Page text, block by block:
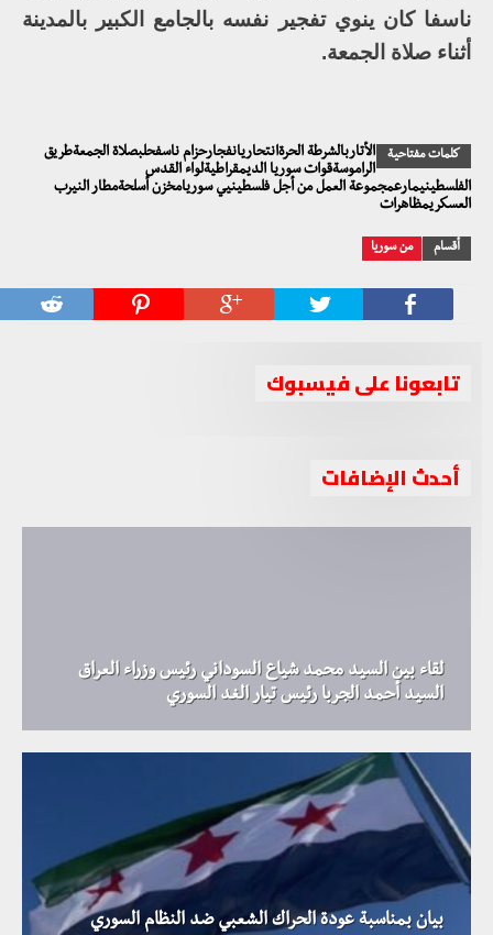
ناسفا كان ينوي تفجير نفسه بالجامع الكبير بالمدينة
أثناء صلاة الجمعة.
كلمات مفتاحية
الأتاربالشرطة الحرةانتحاريانفجارحزام ناسفحلبصلاة الجمعةطريق
الراموسةقوات سوريا الديمقراطيةلواء القدس
الفلسطينيمارعمجموعة العمل من أجل فلسطينيي سوريامخزن أسلحةمطار النيرب
العسكريمظاهرات
أقسام من سوريا
تابعونا على فيسبوك
أحدث الإضافات
لقاء بين السيد محمد شياع السوداني رئيس وزراء العراق
السيد أحمد الجربا رئيس تيار الغد السوري
بيان بمناسبة عودة الحراك الشعبي ضد النظام السوري